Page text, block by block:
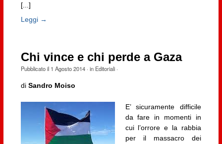
[...]
Leggi →
Chi vince e chi perde a Gaza
Pubblicato il 1 Agosto 2014· in Editoriali·
di Sandro Moiso
E’ sicuramente difficile
da fare in momenti in
cui l’orrore e la rabbia
per il massacro dei